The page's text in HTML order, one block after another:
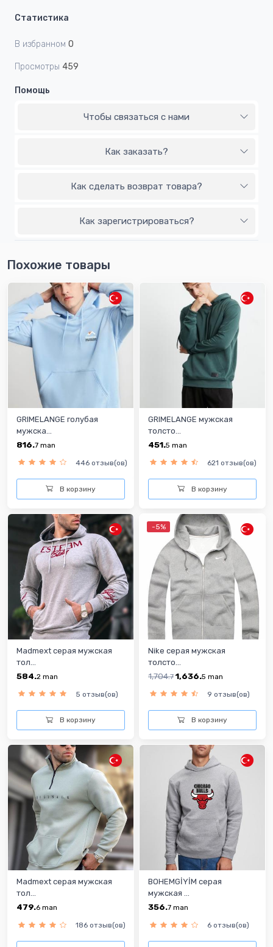
Статистика
В избранном 0
Просмотры 459
Помощь
Чтобы связаться с нами
Как заказать?
Как сделать возврат товара?
Как зарегистрироваться?
Похожие товары
GRIMELANGE голубая
мужска...
816.7 man
446 отзыв(ов)
В корзину
GRIMELANGE мужская
толсто...
451.5 man
621 отзыв(ов)
В корзину
Madmext серая мужская
тол...
584.2 man
5 отзыв(ов)
В корзину
-5%
Nike серая мужская
толсто...
1,704.7 1,636.5 man
9 отзыв(ов)
В корзину
Madmext серая мужская
тол...
479.6 man
186 отзыв(ов)
BOHEMGİYİM серая
мужская ...
356.7 man
6 отзыв(ов)